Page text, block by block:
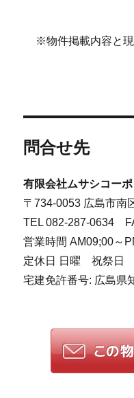
※物件掲載内容と
問合せ先
有限会社ムサシコー
〒734-0053 広島市南
TEL 082-287-0634
営業時間 AM09;00～
定休日 日曜 祝祭日
宅建免許番号: 広島県